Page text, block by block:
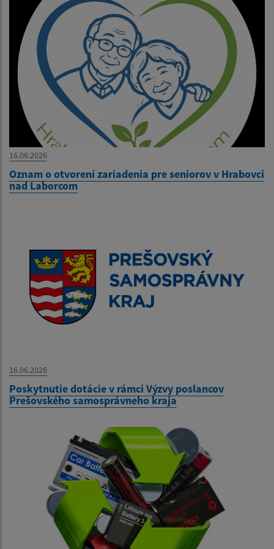
16.06.2026
Oznam o otvorení zariadenia pre seniorov v Hrabovci
nad Laborcom
16.06.2026
Poskytnutie dotácie v rámci Výzvy poslancov
Prešovského samosprávneho kraja